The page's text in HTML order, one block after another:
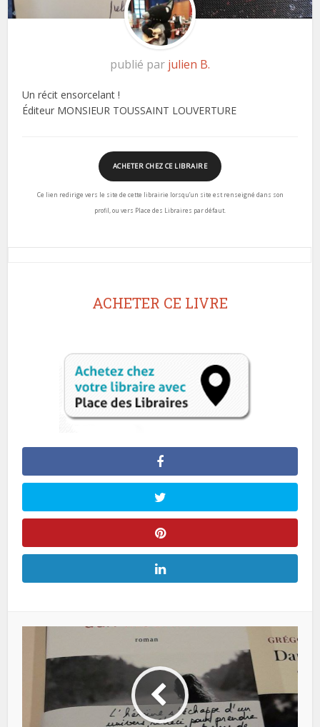
publié par julien B.
Un récit ensorcelant !
Éditeur MONSIEUR TOUSSAINT LOUVERTURE
ACHETER CHEZ CE LIBRAIRE
Ce lien redirige vers le site de cette librairie lorsqu’un site est renseigné dans son
profil, ou vers Place des Libraires par défaut.
ACHETER CE LIVRE